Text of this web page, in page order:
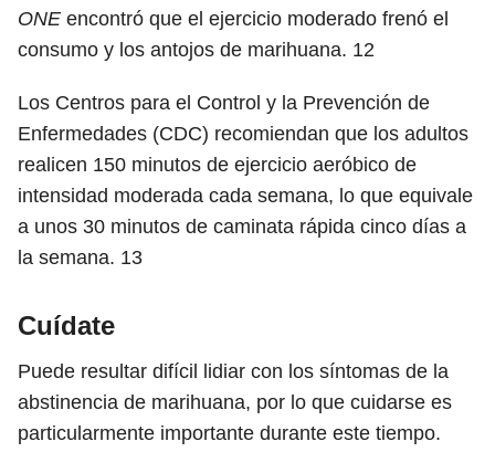
ONE encontró que el ejercicio moderado frenó el
consumo y los antojos de marihuana. 12
Los Centros para el Control y la Prevención de
Enfermedades (CDC) recomiendan que los adultos
realicen 150 minutos de ejercicio aeróbico de
intensidad moderada cada semana, lo que equivale
a unos 30 minutos de caminata rápida cinco días a
la semana. 13
Cuídate
Puede resultar difícil lidiar con los síntomas de la
abstinencia de marihuana, por lo que cuidarse es
particularmente importante durante este tiempo.